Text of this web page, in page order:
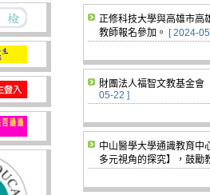
正修科技大學與高雄市高
教師報名參加。
[ 2024-
財團法人福智文教基金會
05-22 ]
中山醫學大學通識教育
多元視角的探究】，鼓勵